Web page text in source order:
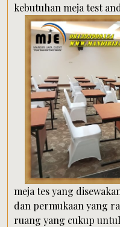
kebutuhan meja test
meja tes yang
dan permukaan yang
ruang yang cukup